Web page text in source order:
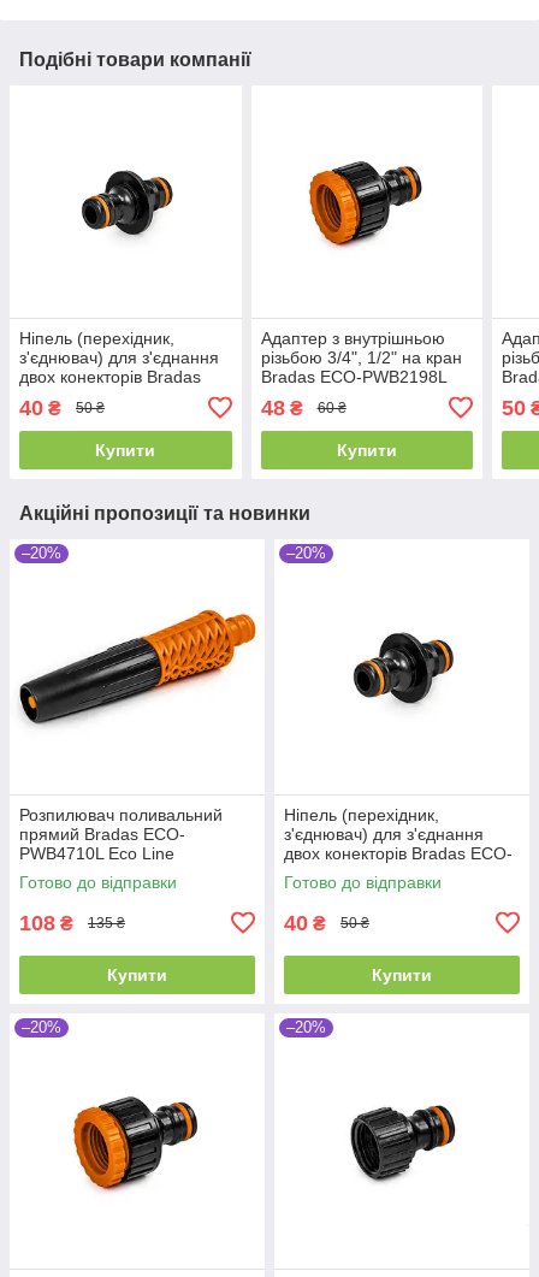
Подібні товари компанії
Ніпель (перехідник,
з'єднювач) для з'єднання
двох конекторів Bradas
ECO-PWB2200L Eco Line
40 ₴ 50 ₴
Купити
Адаптер з внутрішньою
різьбою 3/4", 1/2" на кран
Bradas ECO-PWB2198L
48₴ 60 ₴
Купити
50
Акційні пропозиції та новинки
–20%
Розпилювач поливальний
прямий Bradas ECO-
PWB4710L Eco Line
Готово до відправки
108 ₴ 135 ₴
Купити
–20%
Ніпель (перехідник,
з'єднювач) для з'єднання
двох конекторів Bradas ECO-
PWB2200L Eco Line
Готово до відправки
40 ₴ 50 ₴
Купити
–20% –20%